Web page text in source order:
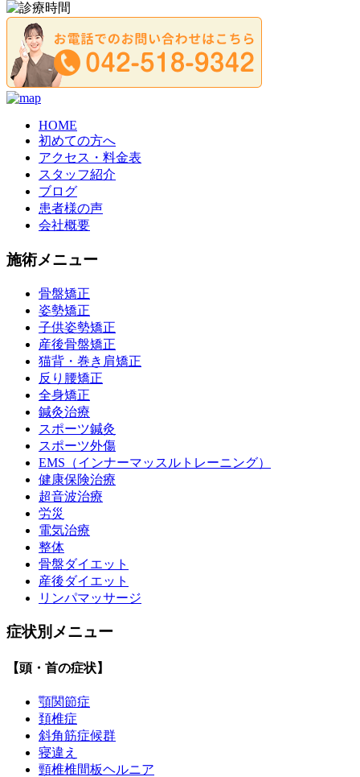
HOME
初めての方へ
アクセス・料金表
スタッフ紹介
ブログ
患者様の声
会社概要
施術メニュー
骨盤矯正
姿勢矯正
子供姿勢矯正
産後骨盤矯正
猫背・巻き肩矯正
反り腰矯正
全身矯正
鍼灸治療
スポーツ鍼灸
スポーツ外傷
EMS（インナーマッスルトレーニング）
健康保険治療
超音波治療
労災
電気治療
整体
骨盤ダイエット
産後ダイエット
リンパマッサージ
症状別メニュー
【頭・首の症状】
顎関節症
頚椎症
斜角筋症候群
寝違え
頸椎椎間板ヘルニア